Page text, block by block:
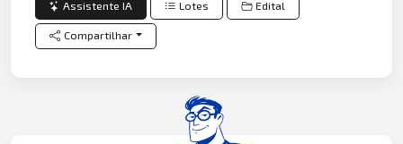
Assistente IA Lotes Edital
Compartilhar